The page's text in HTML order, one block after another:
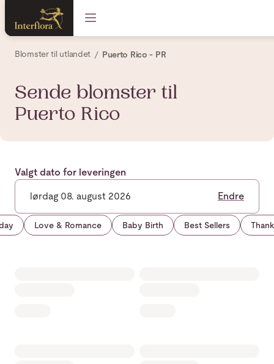
Blomster til utlandet Puerto Rico - PR
Sende blomster til
Puerto Rico
Valgt dato for leveringen
lørdag 08. august 2026 Endre
Love & Romance Baby Birth Best Sellers